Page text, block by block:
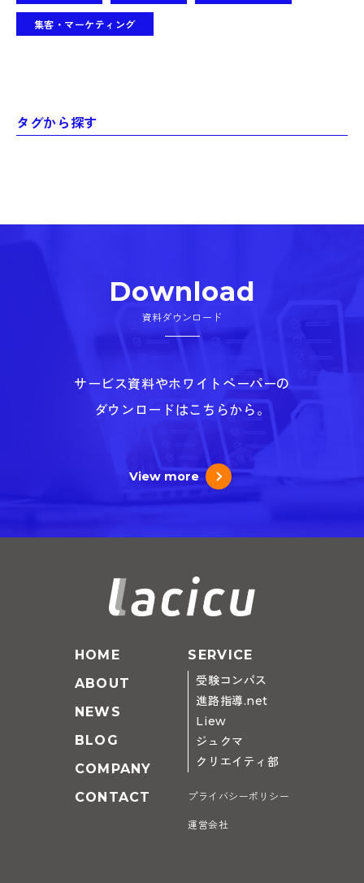
集客・マーケティング
タグから探す
Download
資料ダウンロード
サービス資料やホワイトペーパーの
ダウンロードはこちらから。
View more
HOME
ABOUT
NEWS
BLOG
COMPANY
SERVICE
受験コンパス
進路指導.net
Liew
ジュクマ
クリエイティ部
CONTACT プライバシーポリシー
運営会社